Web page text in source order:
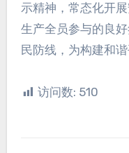
示精神，常态化开
生产全员参与的良
民防线，为构建和
访问数: 510